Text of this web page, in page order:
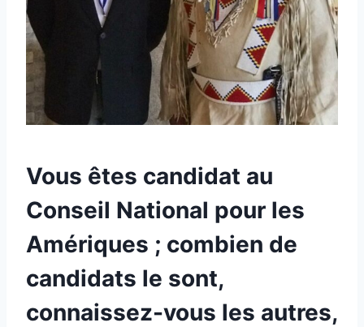
Vous êtes candidat au
Conseil National pour les
Amériques ; combien de
candidats le sont,
connaissez-vous les autres,